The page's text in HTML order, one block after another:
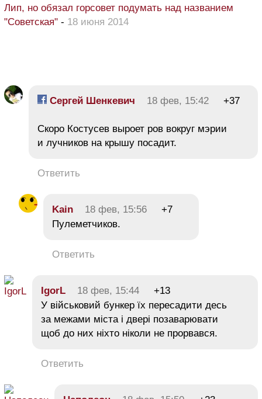
Лип, но обязал горсовет подумать над названием
"Советская" - 18 июня 2014
Сергей Шенкевич 18 фев, 15:42 +37
Скоро Костусев выроет ров вокруг мэрии
и лучников на крышу посадит.
Ответить
Kain 18 фев, 15:56
+7
Пулеметчиков.
Ответить
IgorL 18 фев, 15:44
+13
У військовий бункер їх пересадити десь
за межами міста і двері позаварювати
щоб до них ніхто ніколи не прорвався.
Ответить